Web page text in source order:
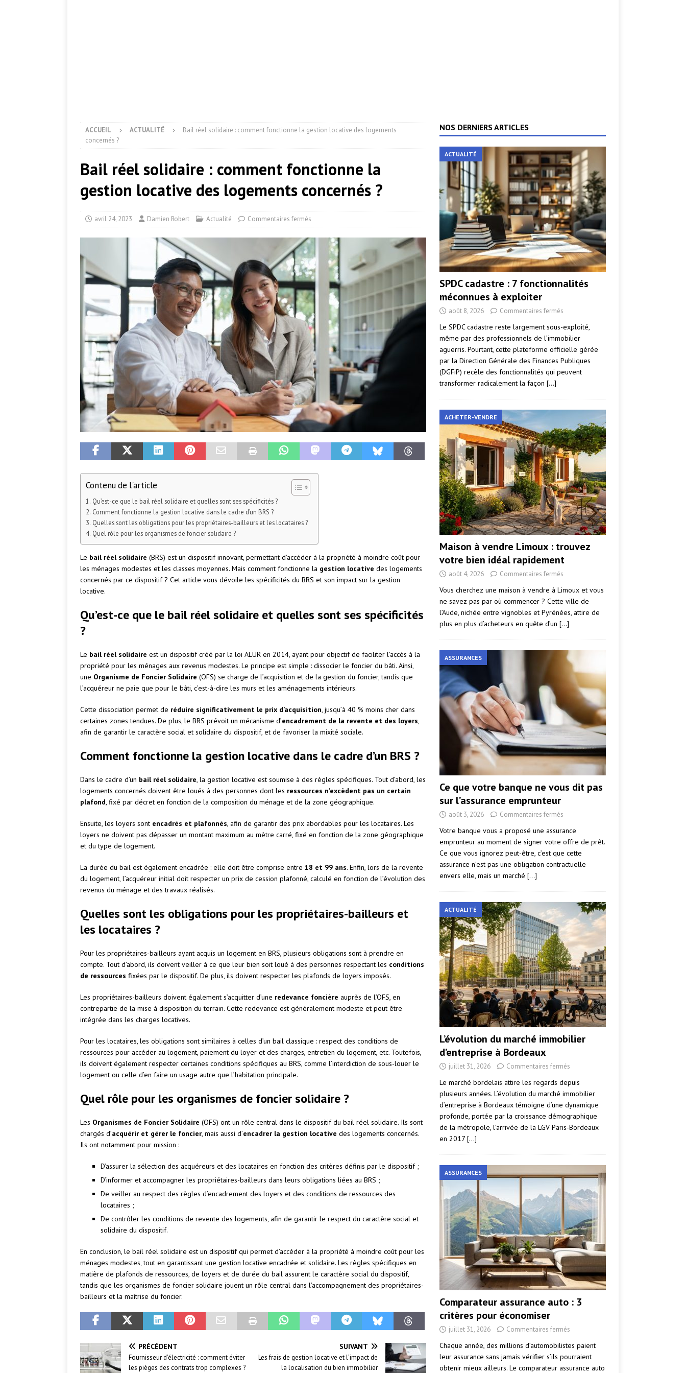
ACCUEIL ACTUALITÉ
Bail réel solidaire : comment fonctionne la gestion locative des logements
concernés ?
Bail réel solidaire : comment fonctionne la
gestion locative des logements concernés ?
avril 24, 2023 Damien Robert Actualité Commentaires fermés
Contenu de l'article
Qu’est-ce que le bail réel solidaire et quelles sont ses spécificités ?
Comment fonctionne la gestion locative dans le cadre d’un BRS ?
Quelles sont les obligations pour les propriétaires-bailleurs et les locataires ?
Quel rôle pour les organismes de foncier solidaire ?
Le bail réel solidaire (BRS) est un dispositif innovant, permettant d’accéder à la propriété à moindre coût pour
les ménages modestes et les classes moyennes. Mais comment fonctionne la gestion locative des logements
concernés par ce dispositif ? Cet article vous dévoile les spécificités du BRS et son impact sur la gestion
locative.
Qu’est-ce que le bail réel solidaire et quelles sont ses spécificités
?
Le bail réel solidaire est un dispositif créé par la loi ALUR en 2014, ayant pour objectif de faciliter l’accès à la
propriété pour les ménages aux revenus modestes. Le principe est simple : dissocier le foncier du bâti. Ainsi,
une Organisme de Foncier Solidaire (OFS) se charge de l’acquisition et de la gestion du foncier, tandis que
l’acquéreur ne paie que pour le bâti, c’est-à-dire les murs et les aménagements intérieurs.
Cette dissociation permet de réduire significativement le prix d’acquisition, jusqu’à 40 % moins cher dans
certaines zones tendues. De plus, le BRS prévoit un mécanisme d’encadrement de la revente et des loyers,
afin de garantir le caractère social et solidaire du dispositif, et de favoriser la mixité sociale.
Comment fonctionne la gestion locative dans le cadre d’un BRS ?
Dans le cadre d’un bail réel solidaire, la gestion locative est soumise à des règles spécifiques. Tout d’abord, les
logements concernés doivent être loués à des personnes dont les ressources n’excèdent pas un certain
plafond, fixé par décret en fonction de la composition du ménage et de la zone géographique.
Ensuite, les loyers sont encadrés et plafonnés, afin de garantir des prix abordables pour les locataires. Les
loyers ne doivent pas dépasser un montant maximum au mètre carré, fixé en fonction de la zone géographique
et du type de logement.
La durée du bail est également encadrée : elle doit être comprise entre 18 et 99 ans. Enfin, lors de la revente
du logement, l’acquéreur initial doit respecter un prix de cession plafonné, calculé en fonction de l’évolution des
revenus du ménage et des travaux réalisés.
Quelles sont les obligations pour les propriétaires-bailleurs et
les locataires ?
Pour les propriétaires-bailleurs ayant acquis un logement en BRS, plusieurs obligations sont à prendre en
compte. Tout d’abord, ils doivent veiller à ce que leur bien soit loué à des personnes respectant les conditions
de ressources fixées par le dispositif. De plus, ils doivent respecter les plafonds de loyers imposés.
Les propriétaires-bailleurs doivent également s’acquitter d’une redevance foncière auprès de l’OFS, en
contrepartie de la mise à disposition du terrain. Cette redevance est généralement modeste et peut être
intégrée dans les charges locatives.
Pour les locataires, les obligations sont similaires à celles d’un bail classique : respect des conditions de
ressources pour accéder au logement, paiement du loyer et des charges, entretien du logement, etc. Toutefois,
ils doivent également respecter certaines conditions spécifiques au BRS, comme l’interdiction de sous-louer le
logement ou celle d’en faire un usage autre que l’habitation principale.
Quel rôle pour les organismes de foncier solidaire ?
Les Organismes de Foncier Solidaire (OFS) ont un rôle central dans le dispositif du bail réel solidaire. Ils sont
chargés d’acquérir et gérer le foncier, mais aussi d’encadrer la gestion locative des logements concernés.
Ils ont notamment pour mission :
D’assurer la sélection des acquéreurs et des locataires en fonction des critères définis par le dispositif ;
D’informer et accompagner les propriétaires-bailleurs dans leurs obligations liées au BRS ;
De veiller au respect des règles d’encadrement des loyers et des conditions de ressources des
locataires ;
De contrôler les conditions de revente des logements, afin de garantir le respect du caractère social et
solidaire du dispositif.
En conclusion, le bail réel solidaire est un dispositif qui permet d’accéder à la propriété à moindre coût pour les
ménages modestes, tout en garantissant une gestion locative encadrée et solidaire. Les règles spécifiques en
matière de plafonds de ressources, de loyers et de durée du bail assurent le caractère social du dispositif,
tandis que les organismes de foncier solidaire jouent un rôle central dans l’accompagnement des propriétaires-
bailleurs et la maîtrise du foncier.
PRÉCÉDENT
Fournisseur d’électricité : comment éviter
les pièges des contrats trop complexes ?
SUIVANT
Les frais de gestion locative et l’impact de
la localisation du bien immobilier
NOS DERNIERS ARTICLES
ACTUALITÉ
SPDC cadastre : 7 fonctionnalités
méconnues à exploiter
août 8, 2026 Commentaires fermés
Le SPDC cadastre reste largement sous-exploité,
même par des professionnels de l’immobilier
aguerris. Pourtant, cette plateforme officielle gérée
par la Direction Générale des Finances Publiques
(DGFiP) recèle des fonctionnalités qui peuvent
transformer radicalement la façon […]
ACHETER-VENDRE
Maison à vendre Limoux : trouvez
votre bien idéal rapidement
août 4, 2026 Commentaires fermés
Vous cherchez une maison à vendre à Limoux et vous
ne savez pas par où commencer ? Cette ville de
l’Aude, nichée entre vignobles et Pyrénées, attire de
plus en plus d’acheteurs en quête d’un […]
ASSURANCES
Ce que votre banque ne vous dit pas
sur l’assurance emprunteur
août 3, 2026 Commentaires fermés
Votre banque vous a proposé une assurance
emprunteur au moment de signer votre offre de prêt.
Ce que vous ignorez peut-être, c’est que cette
assurance n’est pas une obligation contractuelle
envers elle, mais un marché […]
ACTUALITÉ
L’évolution du marché immobilier
d’entreprise à Bordeaux
juillet 31, 2026 Commentaires fermés
Le marché bordelais attire les regards depuis
plusieurs années. L’évolution du marché immobilier
d’entreprise à Bordeaux témoigne d’une dynamique
profonde, portée par la croissance démographique
de la métropole, l’arrivée de la LGV Paris-Bordeaux
en 2017 […]
ASSURANCES
Comparateur assurance auto : 3
critères pour économiser
juillet 31, 2026 Commentaires fermés
Chaque année, des millions d’automobilistes paient
leur assurance sans jamais vérifier s’ils pourraient
obtenir mieux ailleurs. Le comparateur assurance auto